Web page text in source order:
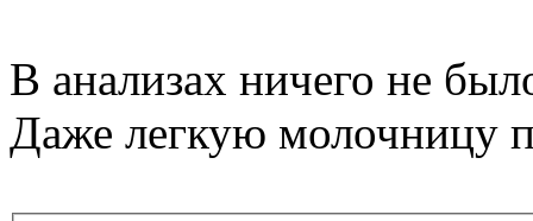
В анализах ничего не
Даже легкую молочницу